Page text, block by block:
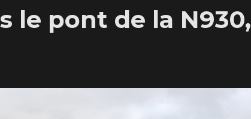
le pont de la N930,